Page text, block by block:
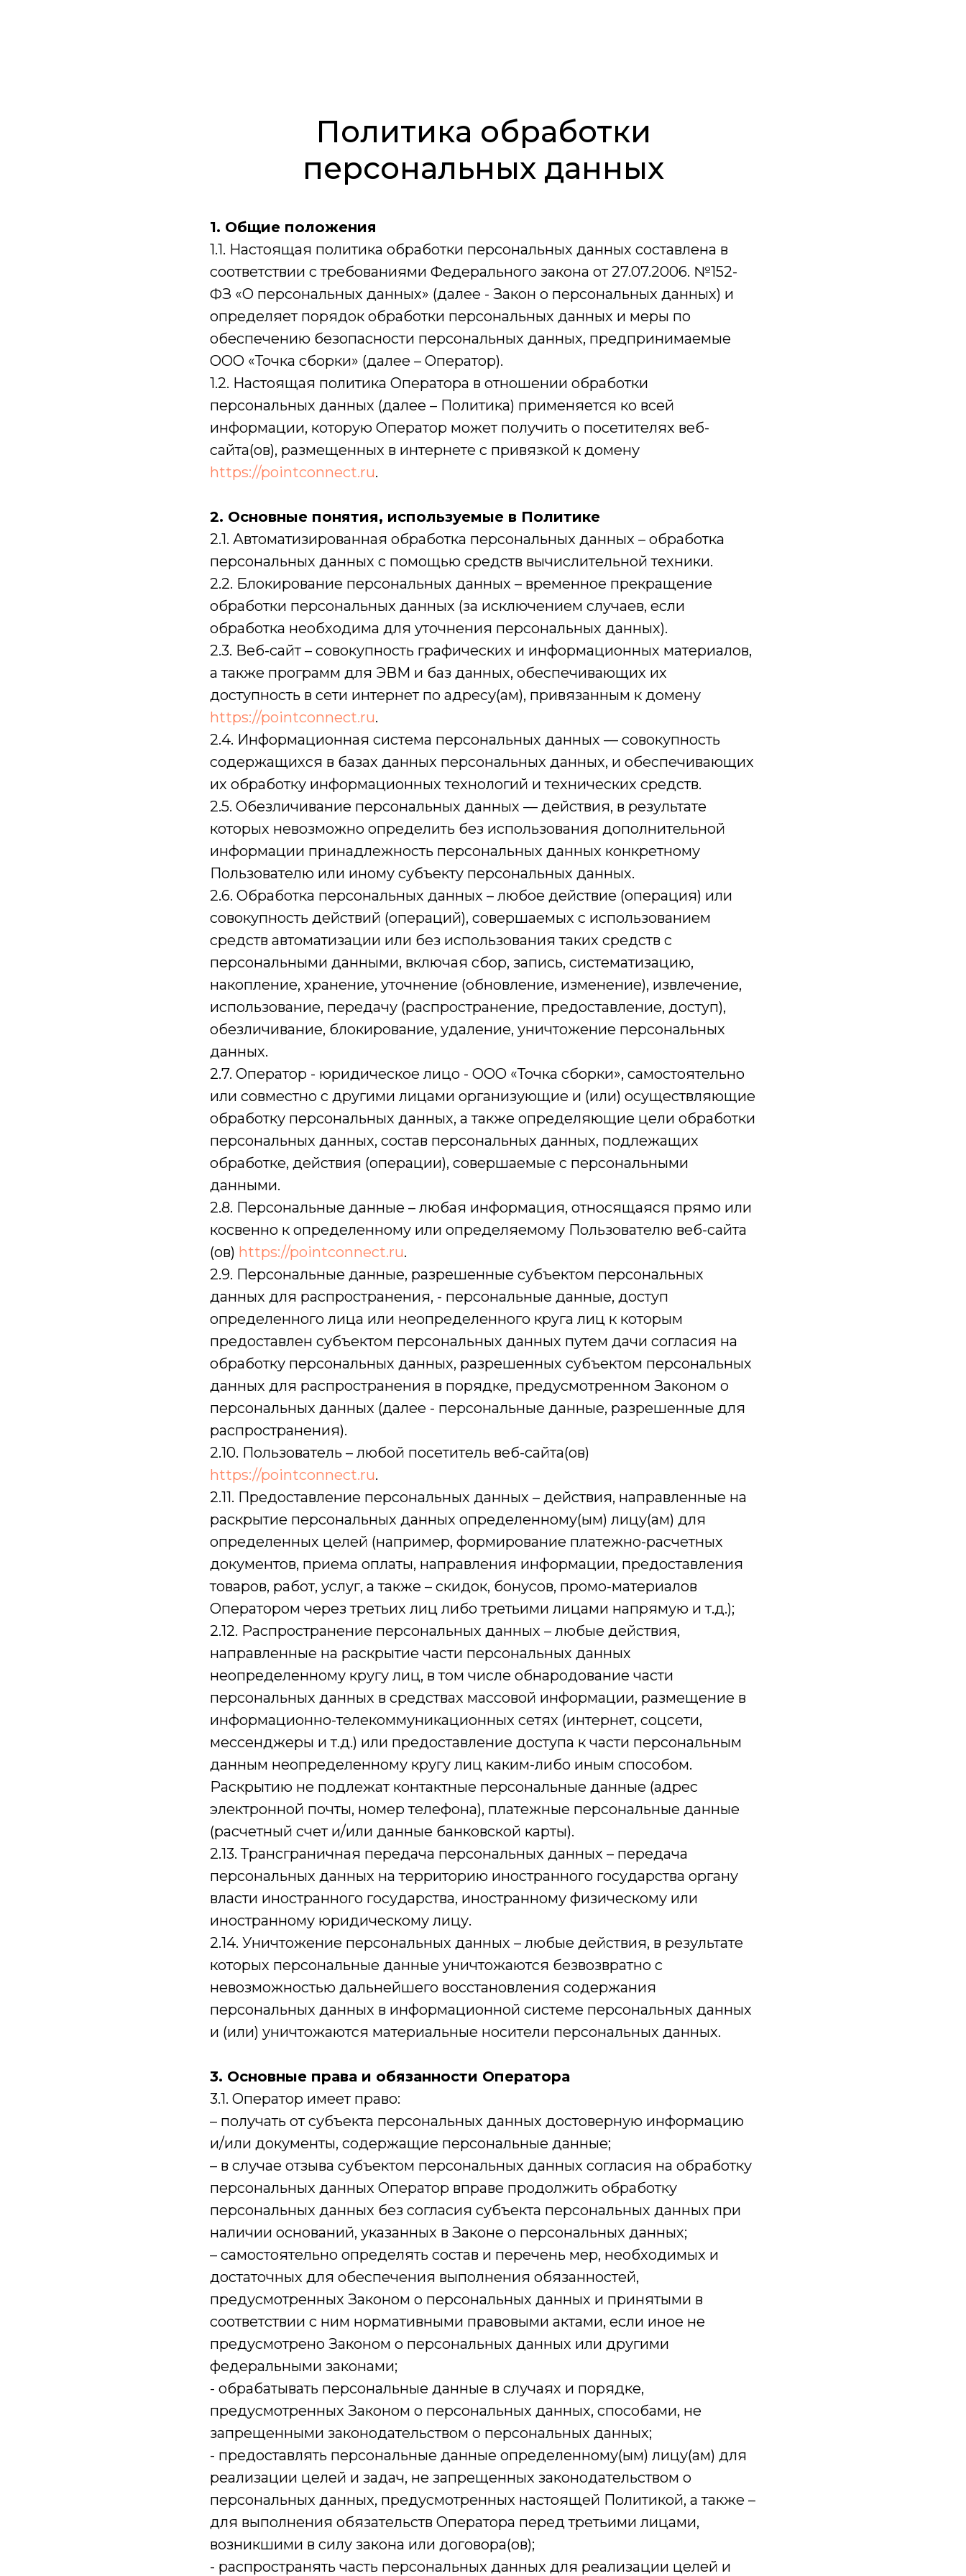
Политика обработки
персональных данных
1. Общие положения
1.1. Настоящая политика обработки персональных данных составлена в
соответствии с требованиями Федерального закона от 27.07.2006. №152-
ФЗ «О персональных данных» (далее - Закон о персональных данных) и
определяет порядок обработки персональных данных и меры по
обеспечению безопасности персональных данных, предпринимаемые
ООО «Точка сборки» (далее – Оператор).
1.2. Настоящая политика Оператора в отношении обработки
персональных данных (далее – Политика) применяется ко всей
информации, которую Оператор может получить о посетителях веб-
сайта(ов), размещенных в интернете с привязкой к домену
https://pointconnect.ru.
2. Основные понятия, используемые в Политике
2.1. Автоматизированная обработка персональных данных – обработка
персональных данных с помощью средств вычислительной техники.
2.2. Блокирование персональных данных – временное прекращение
обработки персональных данных (за исключением случаев, если
обработка необходима для уточнения персональных данных).
2.3. Веб-сайт – совокупность графических и информационных материалов,
а также программ для ЭВМ и баз данных, обеспечивающих их
доступность в сети интернет по адресу(ам), привязанным к домену
https://pointconnect.ru.
2.4. Информационная система персональных данных — совокупность
содержащихся в базах данных персональных данных, и обеспечивающих
их обработку информационных технологий и технических средств.
2.5. Обезличивание персональных данных — действия, в результате
которых невозможно определить без использования дополнительной
информации принадлежность персональных данных конкретному
Пользователю или иному субъекту персональных данных.
2.6. Обработка персональных данных – любое действие (операция) или
совокупность действий (операций), совершаемых с использованием
средств автоматизации или без использования таких средств с
персональными данными, включая сбор, запись, систематизацию,
накопление, хранение, уточнение (обновление, изменение), извлечение,
использование, передачу (распространение, предоставление, доступ),
обезличивание, блокирование, удаление, уничтожение персональных
данных.
2.7. Оператор - юридическое лицо - ООО «Точка сборки», самостоятельно
или совместно с другими лицами организующие и (или) осуществляющие
обработку персональных данных, а также определяющие цели обработки
персональных данных, состав персональных данных, подлежащих
обработке, действия (операции), совершаемые с персональными
данными.
2.8. Персональные данные – любая информация, относящаяся прямо или
косвенно к определенному или определяемому Пользователю веб-сайта
(ов) https://pointconnect.ru.
2.9. Персональные данные, разрешенные субъектом персональных
данных для распространения, - персональные данные, доступ
определенного лица или неопределенного круга лиц к которым
предоставлен субъектом персональных данных путем дачи согласия на
обработку персональных данных, разрешенных субъектом персональных
данных для распространения в порядке, предусмотренном Законом о
персональных данных (далее - персональные данные, разрешенные для
распространения).
2.10. Пользователь – любой посетитель веб-сайта(ов)
https://pointconnect.ru.
2.11. Предоставление персональных данных – действия, направленные на
раскрытие персональных данных определенному(ым) лицу(ам) для
определенных целей (например, формирование платежно-расчетных
документов, приема оплаты, направления информации, предоставления
товаров, работ, услуг, а также – скидок, бонусов, промо-материалов
Оператором через третьих лиц либо третьими лицами напрямую и т.д.);
2.12. Распространение персональных данных – любые действия,
направленные на раскрытие части персональных данных
неопределенному кругу лиц, в том числе обнародование части
персональных данных в средствах массовой информации, размещение в
информационно-телекоммуникационных сетях (интернет, соцсети,
мессенджеры и т.д.) или предоставление доступа к части персональным
данным неопределенному кругу лиц каким-либо иным способом.
Раскрытию не подлежат контактные персональные данные (адрес
электронной почты, номер телефона), платежные персональные данные
(расчетный счет и/или данные банковской карты).
2.13. Трансграничная передача персональных данных – передача
персональных данных на территорию иностранного государства органу
власти иностранного государства, иностранному физическому или
иностранному юридическому лицу.
2.14. Уничтожение персональных данных – любые действия, в результате
которых персональные данные уничтожаются безвозвратно с
невозможностью дальнейшего восстановления содержания
персональных данных в информационной системе персональных данных
и (или) уничтожаются материальные носители персональных данных.
3. Основные права и обязанности Оператора
3.1. Оператор имеет право:
– получать от субъекта персональных данных достоверную информацию
и/или документы, содержащие персональные данные;
– в случае отзыва субъектом персональных данных согласия на обработку
персональных данных Оператор вправе продолжить обработку
персональных данных без согласия субъекта персональных данных при
наличии оснований, указанных в Законе о персональных данных;
– самостоятельно определять состав и перечень мер, необходимых и
достаточных для обеспечения выполнения обязанностей,
предусмотренных Законом о персональных данных и принятыми в
соответствии с ним нормативными правовыми актами, если иное не
предусмотрено Законом о персональных данных или другими
федеральными законами;
- обрабатывать персональные данные в случаях и порядке,
предусмотренных Законом о персональных данных, способами, не
запрещенными законодательством о персональных данных;
- предоставлять персональные данные определенному(ым) лицу(ам) для
реализации целей и задач, не запрещенных законодательством о
персональных данных, предусмотренных настоящей Политикой, а также –
для выполнения обязательств Оператора перед третьими лицами,
возникшими в силу закона или договора(ов);
- распространять часть персональных данных для реализации целей и